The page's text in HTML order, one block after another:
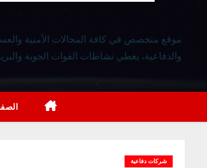
موقع متخصص في كافة المجالات الأمنية
والدفاعية، يغطي نشاطات القوات الجوية
شركات دفاعية